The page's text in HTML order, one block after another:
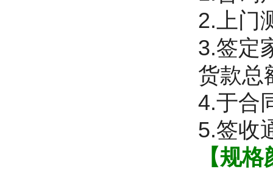
2.上门
3.签定
货款总
4.于合
5.签收
【规